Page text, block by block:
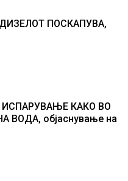
ПОСКАПУВА,
КАКО ВО
објаснување на